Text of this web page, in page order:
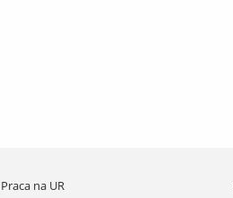
Praca na UR